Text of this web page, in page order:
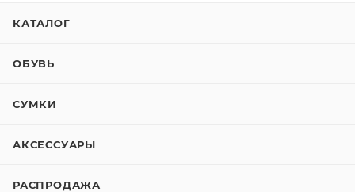
КАТАЛОГ
ОБУВЬ
СУМКИ
АКСЕССУАРЫ
РАСПРОДАЖА